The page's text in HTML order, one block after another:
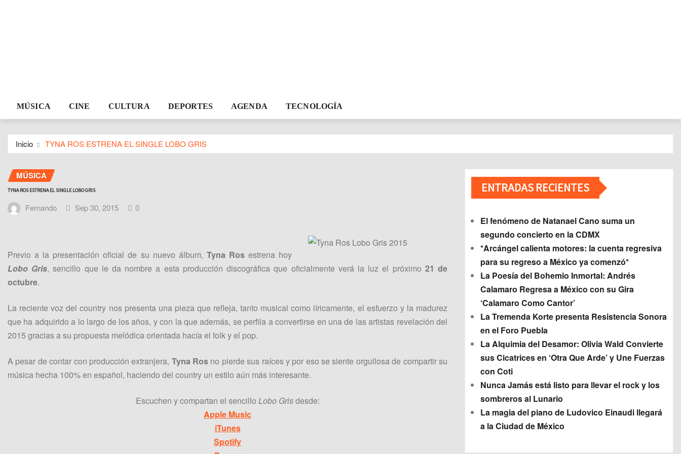
MÚSICA CINE CULTURA DEPORTES AGENDA TECNOLOGÍA
Inicio TYNA ROS ESTRENA EL SINGLE LOBO GRIS
MÚSICA
TYNA ROS ESTRENA EL SINGLE LOBO GRIS
Fernando Sep 30, 2015 0
Previo a la presentación oficial de su nuevo álbum, Tyna Rosestrena hoy
Lobo Gris, sencillo que le da nombre a esta producción discográfica que oficialmente verá la luz el próximo 21 de
octubre.
La reciente voz del country nos presenta una pieza que refleja, tanto musical como líricamente, el esfuerzo y la madurez
que ha adquirido a lo largo de los años, y con la que además, se perfila a convertirse en una de las artistas revelación del
2015 gracias a su propuesta melódica orientada hacía el folk y el pop.
A pesar de contar con producción extranjera, Tyna Ros no pierde sus raíces y por eso se siente orgullosa de compartir su
música hecha 100% en español, haciendo del country un estilo aún más interesante.
Escuchen y compartan el sencillo Lobo Grisdesde:
Apple Music
iTunes
Spotify
ENTRADAS RECIENTES
El fenómeno de Natanael Cano suma un
segundo concierto en la CDMX
*Arcángel calienta motores: la cuenta regresiva
para su regreso a México ya comenzó*
La Poesía del Bohemio Inmortal: Andrés
Calamaro Regresa a México con su Gira
‘Calamaro Como Cantor’
La Tremenda Korte presenta Resistencia Sonora
en el Foro Puebla
La Alquimia del Desamor: Olivia Wald Convierte
sus Cicatrices en ‘Otra Que Arde’ y Une Fuerzas
con Coti
Nunca Jamás está listo para llevar el rock y los
sombreros al Lunario
La magia del piano de Ludovico Einaudi llegará
a la Ciudad de México